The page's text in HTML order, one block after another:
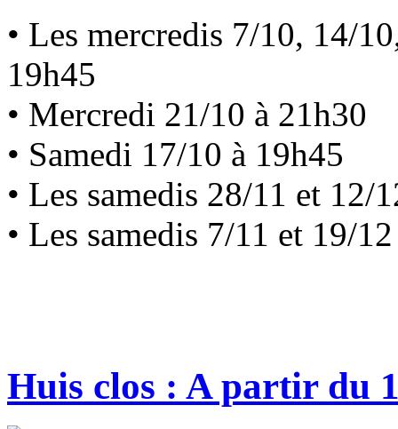
• Les mercredis 7/10, 14/
19h45
• Mercredi 21/10 à 21h30
• Samedi 17/10 à 19h45
• Les samedis 28/11 et 12/
• Les samedis 7/11 et 19/
Huis clos : A partir du